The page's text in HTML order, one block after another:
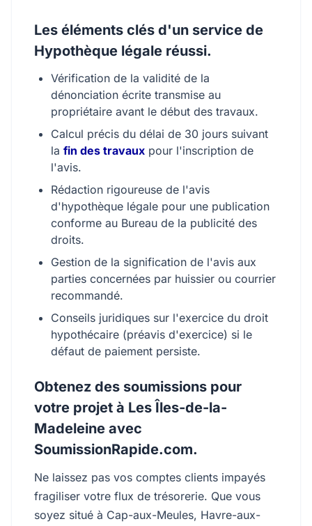
Les éléments clés d'un service de
Hypothèque légale réussi.
Vérification de la validité de la
dénonciation écrite transmise au
propriétaire avant le début des travaux.
Calcul précis du délai de 30 jours suivant
la fin des travaux pour l'inscription de
l'avis.
Rédaction rigoureuse de l'avis
d'hypothèque légale pour une publication
conforme au Bureau de la publicité des
droits.
Gestion de la signification de l'avis aux
parties concernées par huissier ou courrier
recommandé.
Conseils juridiques sur l'exercice du droit
hypothécaire (préavis d'exercice) si le
défaut de paiement persiste.
Obtenez des soumissions pour
votre projet à Les Îles-de-la-
Madeleine avec
SoumissionRapide.com.
Ne laissez pas vos comptes clients impayés
fragiliser votre flux de trésorerie. Que vous
soyez situé à Cap-aux-Meules, Havre-aux-